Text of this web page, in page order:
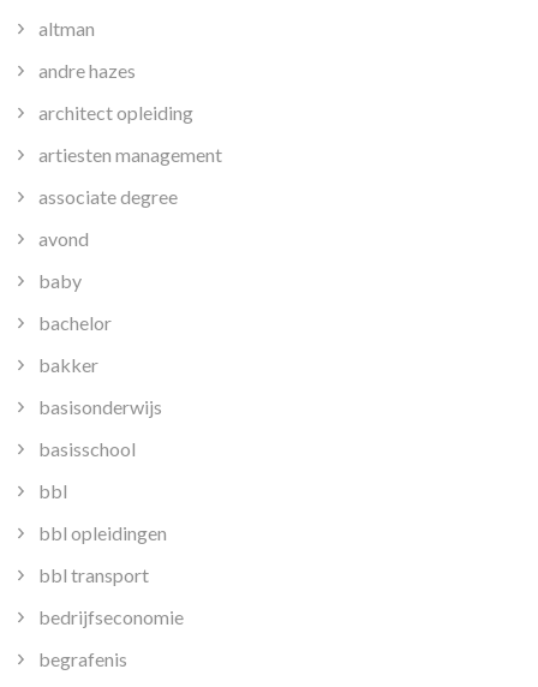
altman
andre hazes
architect opleiding
artiesten management
associate degree
avond
baby
bachelor
bakker
basisonderwijs
basisschool
bbl
bbl opleidingen
bbl transport
bedrijfseconomie
begrafenis